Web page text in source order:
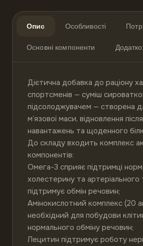
Опис Особливості
Основні компоненти
Дієтична добавка до раціону
спортсменів — суміш
підсолоджувачем — створена
м’язової маси, відновлення
навантажень та щоденного
До складу входить комплекс
компонентів:
Омега-3 сприяє підтримці
холестерину та артеріального
підтримує обмін речовин;
Амінокислотний комплекс (20
необхідний для побудови
нормального обміну речовин;
Лецитин підтримує роботу